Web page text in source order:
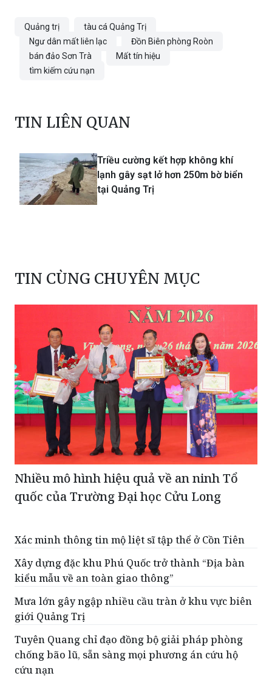
Quảng trị
tàu cá Quảng Trị
Ngư dân mất liên lạc
Đồn Biên phòng Roòn
bán đảo Sơn Trà
Mất tín hiệu
tìm kiếm cứu nạn
TIN LIÊN QUAN
Triều cường kết hợp không khí
lạnh gây sạt lở hơn 250m bờ biển
tại Quảng Trị
TIN CÙNG CHUYÊN MỤC
Nhiều mô hình hiệu quả về an ninh Tổ
quốc của Trường Đại học Cửu Long
Xác minh thông tin mộ liệt sĩ tập thể ở Cồn Tiên
Xây dựng đặc khu Phú Quốc trở thành “Địa bàn
kiểu mẫu về an toàn giao thông”
Mưa lớn gây ngập nhiều cầu tràn ở khu vực biên
giới Quảng Trị
Tuyên Quang chỉ đạo đồng bộ giải pháp phòng
chống bão lũ, sẵn sàng mọi phương án cứu hộ
cứu nạn